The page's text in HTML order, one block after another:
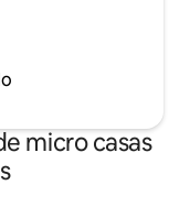
micro casas